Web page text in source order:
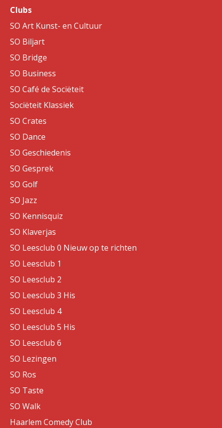
Clubs
SO Art Kunst- en Cultuur
SO Biljart
SO Bridge
SO Business
SO Café de Sociëteit
Sociëteit Klassiek
SO Crates
SO Dance
SO Geschiedenis
SO Gesprek
SO Golf
SO Jazz
SO Kennisquiz
SO Klaverjas
SO Leesclub 0 Nieuw op te richten
SO Leesclub 1
SO Leesclub 2
SO Leesclub 3 His
SO Leesclub 4
SO Leesclub 5 His
SO Leesclub 6
SO Lezingen
SO Ros
SO Taste
SO Walk
Haarlem Comedy Club